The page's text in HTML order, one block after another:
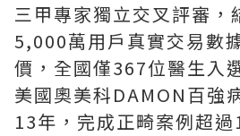
三甲專家獨立交叉評審，
5,000萬用戶真實交易數
價，全國僅367位醫生入
美國奧美科DAMON百強
13年，完成正畸案例超過